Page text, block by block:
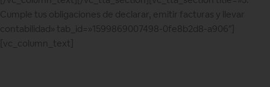
Cumple tus obligaciones de declarar, emitir facturas y llevar
contabilidad» tab_id=»1599869007498-0fe8b2d8-a906″]
[vc_column_text]